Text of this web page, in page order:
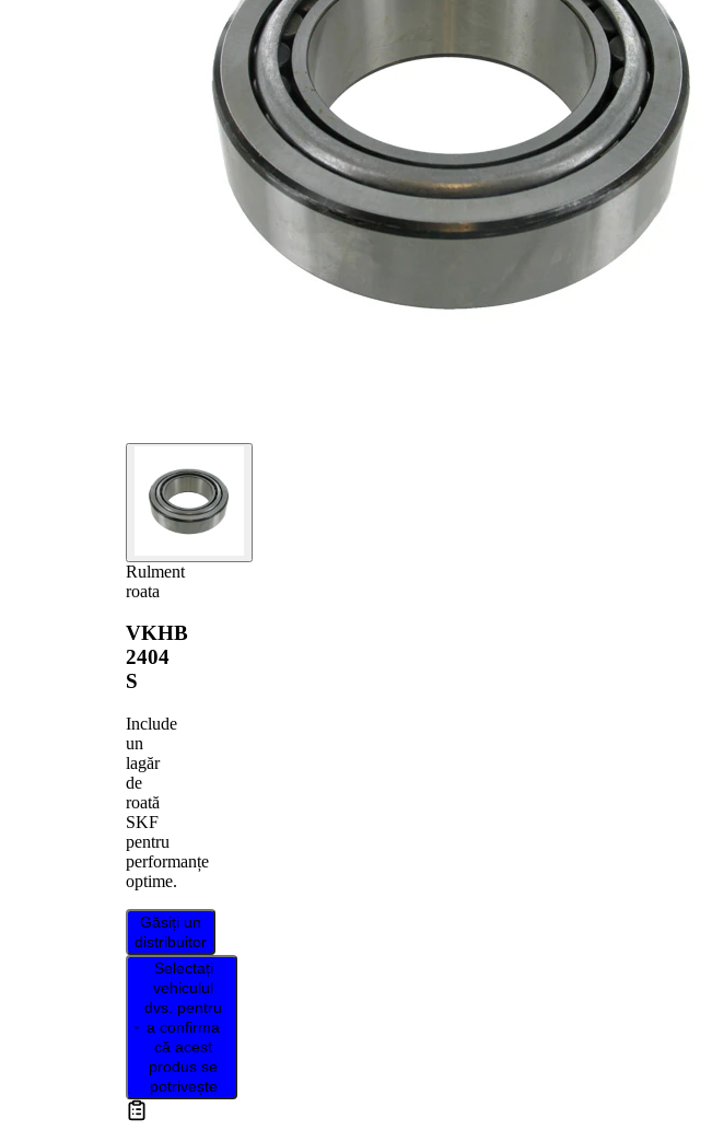
Rulment
roata
VKHB
2404
S
Include
un
lagăr
de
roată
SKF
pentru
performanțe
optime.
Găsiți un
distribuitor
Selectați
vehiculul
dvs. pentru
a confirma
că acest
produs se
potrivește
150 mm